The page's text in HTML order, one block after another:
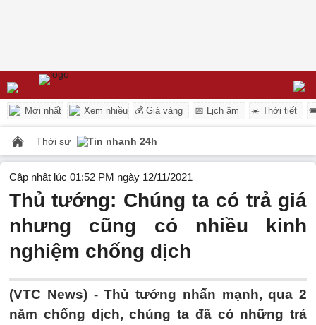
Mới nhất Xem nhiều 💰 Giá vàng 📅 Lịch âm ☀️ Thời tiết
Thời sự Tin nhanh 24h
Cập nhật lúc 01:52 PM ngày 12/11/2021
Thủ tướng: Chúng ta có trả giá
nhưng cũng có nhiều kinh
nghiệm chống dịch
(VTC News) -Thủ tướng nhấn mạnh, qua 2
năm chống dịch, chúng ta đã có những trả